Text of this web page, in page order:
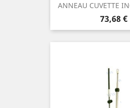
ANNEAU CUVETTE
Prix
73,68 €